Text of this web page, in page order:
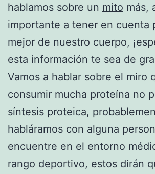
hablamos sobre un mito más,
importante a tener en cuenta
mejor de nuestro cuerpo,
esta información te sea de
Vamos a hablar sobre el miro
consumir mucha proteína no
síntesis proteica,
habláramos con alguna
encuentre en el entorno
rango deportivo, estos dirán